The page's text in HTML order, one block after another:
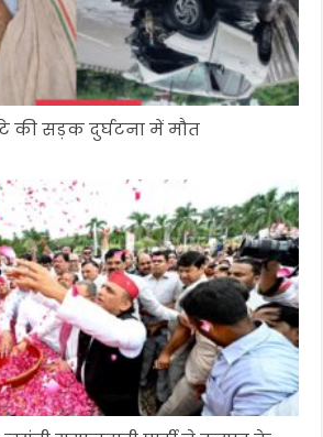
सड़क दुर्घटना में मौत